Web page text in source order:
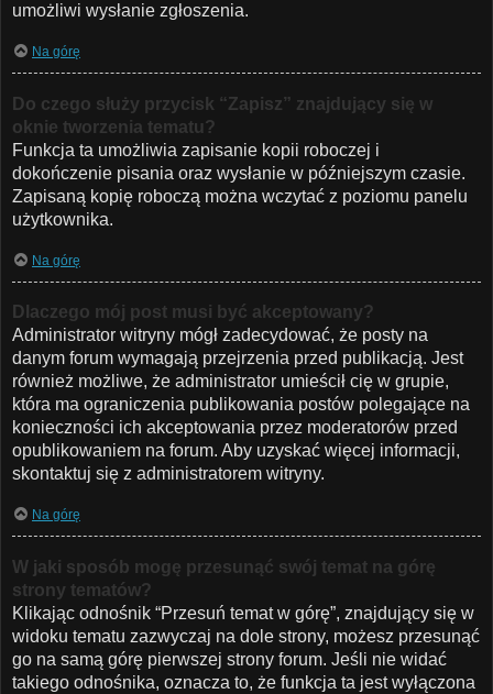
umożliwi wysłanie zgłoszenia.
Na górę
Do czego służy przycisk “Zapisz” znajdujący się w
oknie tworzenia tematu?
Funkcja ta umożliwia zapisanie kopii roboczej i
dokończenie pisania oraz wysłanie w późniejszym czasie.
Zapisaną kopię roboczą można wczytać z poziomu panelu
użytkownika.
Na górę
Dlaczego mój post musi być akceptowany?
Administrator witryny mógł zadecydować, że posty na
danym forum wymagają przejrzenia przed publikacją. Jest
również możliwe, że administrator umieścił cię w grupie,
która ma ograniczenia publikowania postów polegające na
konieczności ich akceptowania przez moderatorów przed
opublikowaniem na forum. Aby uzyskać więcej informacji,
skontaktuj się z administratorem witryny.
Na górę
W jaki sposób mogę przesunąć swój temat na górę
strony tematów?
Klikając odnośnik “Przesuń temat w górę”, znajdujący się w
widoku tematu zazwyczaj na dole strony, możesz przesunąć
go na samą górę pierwszej strony forum. Jeśli nie widać
takiego odnośnika, oznacza to, że funkcja ta jest wyłączona